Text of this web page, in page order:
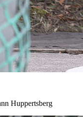
Huppertsberg